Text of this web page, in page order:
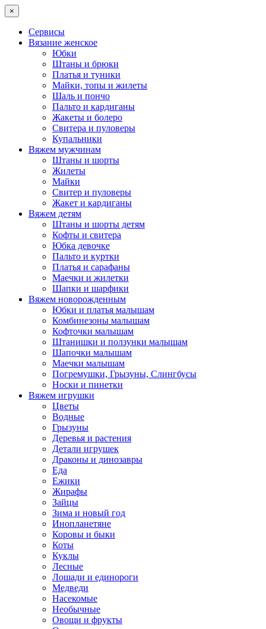
×
Сервисы
Вязание женское
Юбки
Штаны и брюки
Платья и туники
Майки, топы и жилеты
Шаль и пончо
Пальто и кардиганы
Жакеты и болеро
Свитера и пуловеры
Купальники
Вяжем мужчинам
Штаны и шорты
Жилеты
Майки
Свитер и пуловеры
Жакет и кардиганы
Вяжем детям
Штаны и шорты детям
Кофты и свитера
Юбка девочке
Пальто и куртки
Платья и сарафаны
Маечки и жилетки
Шапки и шарфики
Вяжем новорожденным
Юбки и платья малышам
Комбинезоны малышам
Кофточки малышам
Штанишки и ползунки малышам
Шапочки малышам
Маечки малышам
Погремушки, Грызуны, Слингбусы
Носки и пинетки
Вяжем игрушки
Цветы
Водные
Грызуны
Деревья и растения
Детали игрушек
Драконы и динозавры
Еда
Ежики
Жирафы
Зайцы
Зима и новый год
Инопланетяне
Коровы и быки
Коты
Куклы
Лесные
Лошади и единороги
Медведи
Насекомые
Необычные
Овощи и фрукты